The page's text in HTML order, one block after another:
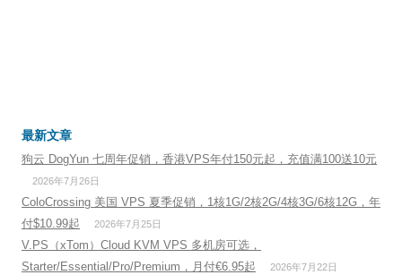
最新文章
狗云 DogYun 七周年促销，香港VPS年付150元起，充值满100送10元
2026年7月26日
ColoCrossing 美国 VPS 夏季促销，1核1G/2核2G/4核3G/6核12G，年
付$10.99起
2026年7月25日
V.PS（xTom）Cloud KVM VPS 多机房可选，
Starter/Essential/Pro/Premium，月付€6.95起
2026年7月22日